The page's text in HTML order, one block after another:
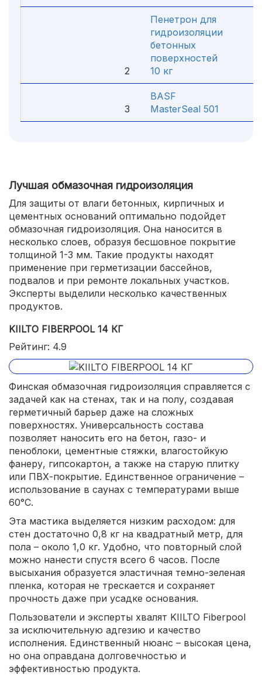
2
Пенетрон для
гидроизоляции
бетонных
поверхностей
10 кг
3
BASF
MasterSeal 501
Лучшая обмазочная гидроизоляция
Для защиты от влаги бетонных, кирпичных и
цементных оснований оптимально подойдет
обмазочная гидроизоляция. Она наносится в
несколько слоев, образуя бесшовное покрытие
толщиной 1-3 мм. Такие продукты находят
применение при герметизации бассейнов,
подвалов и при ремонте локальных участков.
Эксперты выделили несколько качественных
продуктов.
KIILTO FIBERPOOL 14 КГ
Рейтинг: 4.9
Финская обмазочная гидроизоляция справляется с
задачей как на стенах, так и на полу, создавая
герметичный барьер даже на сложных
поверхностях. Универсальность состава
позволяет наносить его на бетон, газо- и
пеноблоки, цементные стяжки, влагостойкую
фанеру, гипсокартон, а также на старую плитку
или ПВХ-покрытие. Единственное ограничение –
использование в саунах с температурами выше
60°C.
Эта мастика выделяется низким расходом: для
стен достаточно 0,8 кг на квадратный метр, для
пола – около 1,0 кг. Удобно, что повторный слой
можно нанести спустя всего 6 часов. После
высыхания образуется эластичная темно-зеленая
пленка, которая не трескается и сохраняет
прочность даже при усадке основания.
Пользователи и эксперты хвалят KIILTO Fiberpool
за исключительную адгезию и качество
исполнения. Единственный нюанс – высокая цена,
но она оправдана долговечностью и
эффективностью продукта.